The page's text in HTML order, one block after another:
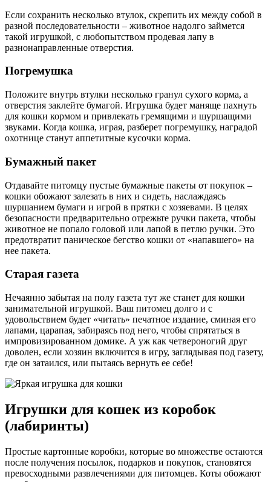
Если сохранить несколько втулок, скрепить их между собой в
разной последовательности – животное надолго займется
такой игрушкой, с любопытством продевая лапу в
разнонаправленные отверстия.
Погремушка
Положите внутрь втулки несколько гранул сухого корма, а
отверстия заклейте бумагой. Игрушка будет маняще пахнуть
для кошки кормом и привлекать гремящими и шуршащими
звуками. Когда кошка, играя, разберет погремушку, наградой
охотнице станут аппетитные кусочки корма.
Бумажный пакет
Отдавайте питомцу пустые бумажные пакеты от покупок –
кошки обожают залезать в них и сидеть, наслаждаясь
шуршанием бумаги и игрой в прятки с хозяевами. В целях
безопасности предварительно отрежьте ручки пакета, чтобы
животное не попало головой или лапой в петлю ручки. Это
предотвратит паническое бегство кошки от «напавшего» на
нее пакета.
Старая газета
Нечаянно забытая на полу газета тут же станет для кошки
занимательной игрушкой. Ваш питомец долго и с
удовольствием будет «читать» печатное издание, сминая его
лапами, царапая, забираясь под него, чтобы спрятаться в
импровизированном домике. А уж как четвероногий друг
доволен, если хозяин включится в игру, заглядывая под газету,
где он затаился, или пытаясь вернуть ее себе!
Игрушки для кошек из коробок
(лабиринты)
Простые картонные коробки, которые во множестве остаются
после получения посылок, подарков и покупок, становятся
превосходными развлечениями для питомцев. Коты обожают